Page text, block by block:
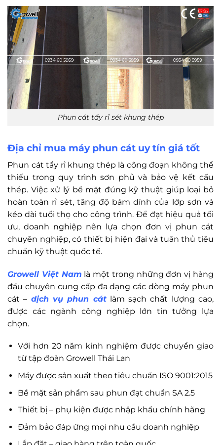
Phun cát tẩy rỉ sét khung thép
Địa chỉ mua máy phun cát uy tín giá tốt
Phun cát tẩy rỉ khung thép là công đoạn không thể
thiếu trong quy trình sơn phủ và bảo vệ kết cấu
thép. Việc xử lý bề mặt đúng kỹ thuật giúp loại bỏ
hoàn toàn rỉ sét, tăng độ bám dính của lớp sơn và
kéo dài tuổi thọ cho công trình. Để đạt hiệu quả tối
ưu, doanh nghiệp nên lựa chọn đơn vị phun cát
chuyên nghiệp, có thiết bị hiện đại và tuân thủ tiêu
chuẩn kỹ thuật quốc tế.
Growell Việt Nam là một trong những đơn vị hàng
đầu chuyên cung cấp đa dạng các dòng máy phun
cát – dịch vụ phun cátlàm sạch chất lượng cao,
được các ngành công nghiệp lớn tin tưởng lựa
chọn.
Với hơn 20 năm kinh nghiệm được chuyển giao
từ tập đoàn Growell Thái Lan
Máy được sản xuất theo tiêu chuẩn ISO 9001:2015
Bề mặt sản phẩm sau phun đạt chuẩn SA 2.5
Thiết bị – phụ kiện được nhập khẩu chính hãng
Đảm bảo đáp ứng mọi nhu cầu doanh nghiệp